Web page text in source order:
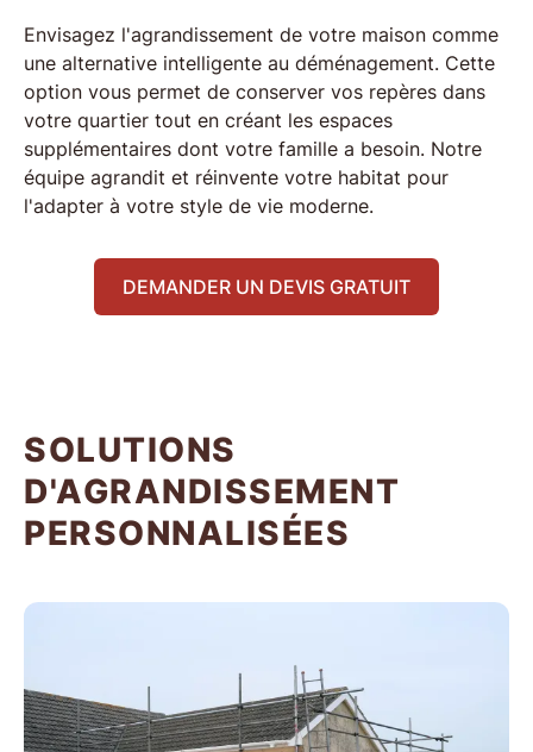
Envisagez l'agrandissement de votre maison comme
une alternative intelligente au déménagement. Cette
option vous permet de conserver vos repères dans
votre quartier tout en créant les espaces
supplémentaires dont votre famille a besoin. Notre
équipe agrandit et réinvente votre habitat pour
l'adapter à votre style de vie moderne.
DEMANDER UN DEVIS GRATUIT
SOLUTIONS
D'AGRANDISSEMENT
PERSONNALISÉES